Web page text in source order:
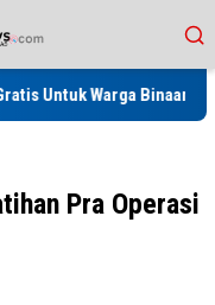
Warga Binaan dan
Pra Operasi